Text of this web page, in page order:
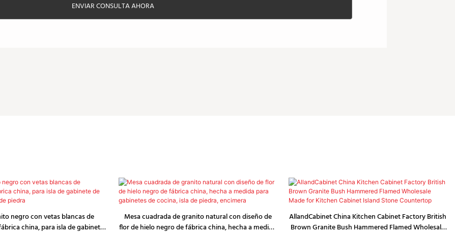
ENVIAR CONSULTA AHORA
negro con vetas blancas de
china, para isla de gabinete
Mesa cuadrada de granito natural con diseño de
flor de hielo negro de fábrica china, hecha a medida
AllandCabinet China Kitchen Cabinet Factory British
Brown Granite Bush Hammered Flamed Wholesale